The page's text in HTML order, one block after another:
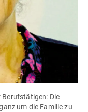
Berufstätigen: Die
um die Familie zu